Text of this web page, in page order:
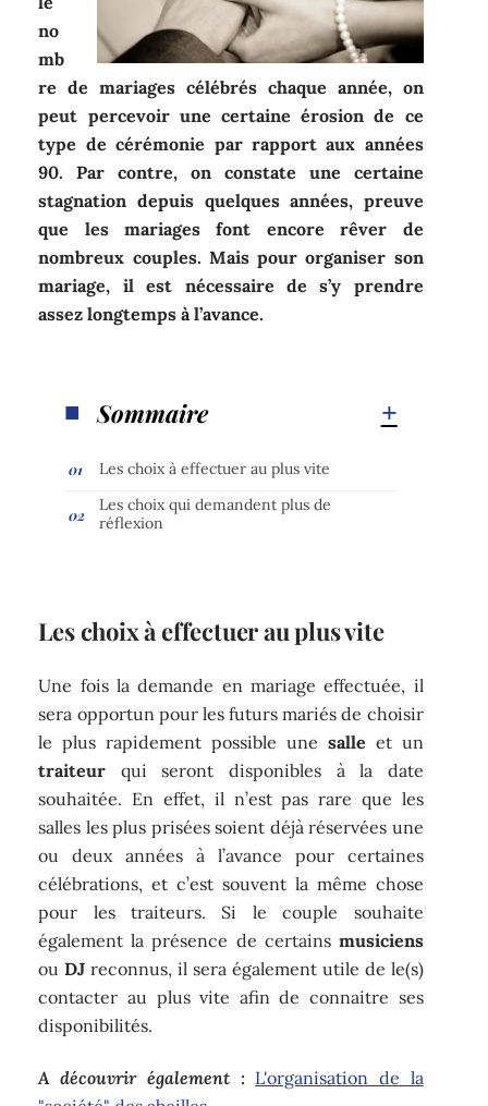
no
mb
re de mariages célébrés chaque année, on
peut percevoir une certaine érosion de ce
type de cérémonie par rapport aux années
90. Par contre, on constate une certaine
stagnation depuis quelques années, preuve
que les mariages font encore rêver de
nombreux couples. Mais pour organiser son
mariage, il est nécessaire de s’y prendre
assez longtemps à l’avance.
Sommaire
Les choix à effectuer au plus vite
Les choix qui demandent plus de
réflexion
Les choix à effectuer au plus vite
Une fois la demande en mariage effectuée, il
sera opportun pour les futurs mariés de choisir
le plus rapidement possible une salle et un
traiteur qui seront disponibles à la date
souhaitée. En effet, il n’est pas rare que les
salles les plus prisées soient déjà réservées une
ou deux années à l’avance pour certaines
célébrations, et c’est souvent la même chose
pour les traiteurs. Si le couple souhaite
également la présence de certains musiciens
ouDJ reconnus, il sera également utile de le(s)
contacter au plus vite afin de connaitre ses
disponibilités.
A découvrir également : L'organisation de la